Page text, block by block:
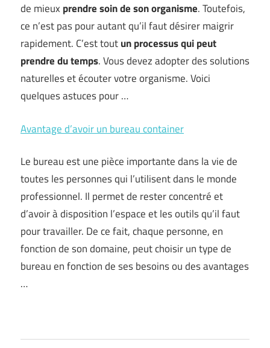
de mieux prendre soin de son organisme. Toutefois,
ce n’est pas pour autant qu’il faut désirer maigrir
rapidement. C’est toutun processus qui peut
prendre du temps. Vous devez adopter des solutions
naturelles et écouter votre organisme. Voici
quelques astuces pour …
Avantage d’avoir un bureau container
Le bureau est une pièce importante dans la vie de
toutes les personnes qui l’utilisent dans le monde
professionnel. Il permet de rester concentré et
d’avoir à disposition l’espace et les outils qu’il faut
pour travailler. De ce fait, chaque personne, en
fonction de son domaine, peut choisir un type de
bureau en fonction de ses besoins ou des avantages
…